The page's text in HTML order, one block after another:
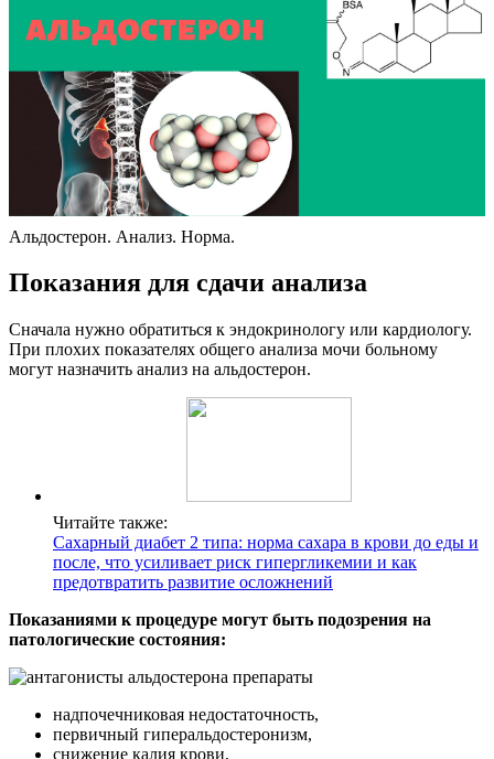
Альдостерон. Анализ. Норма.
Показания для сдачи анализа
Сначала нужно обратиться к эндокринологу или кардиологу.
При плохих показателях общего анализа мочи больному
могут назначить анализ на альдостерон.
Читайте также:
Сахарный диабет 2 типа: норма сахара в крови до еды и
после, что усиливает риск гипергликемии и как
предотвратить развитие осложнений
Показаниями к процедуре могут быть подозрения на
патологические состояния:
надпочечниковая недостаточность,
первичный гиперальдостеронизм,
снижение калия крови,